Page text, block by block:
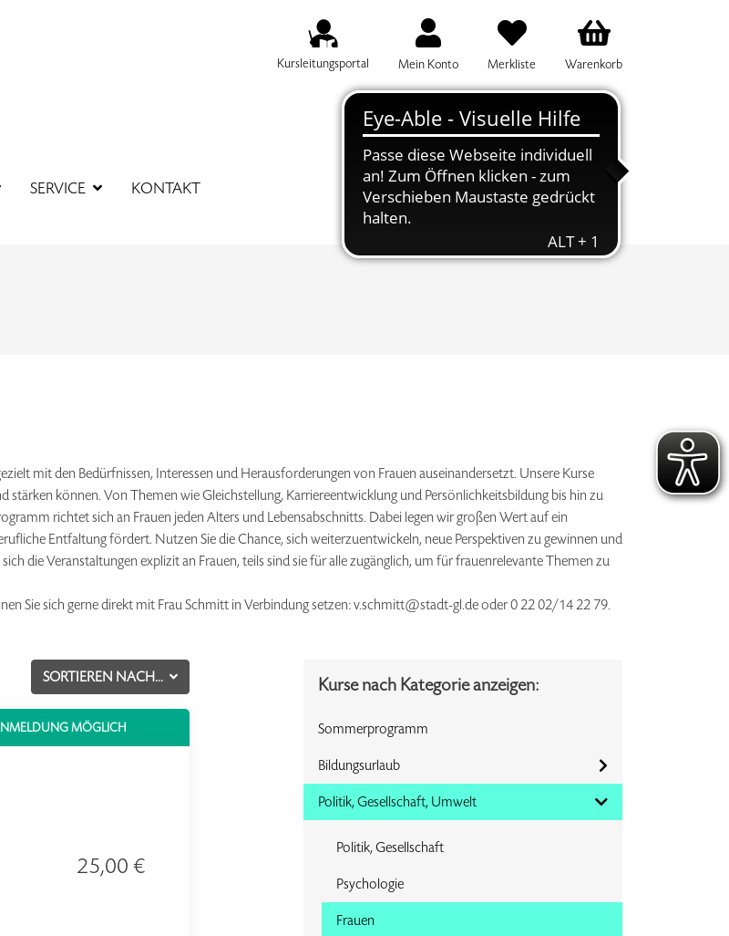
Kursleitungsportal Mein Konto Merkliste Warenkorb
SERVICE KONTAKT
SUCHBEGRIFF FÜR DIE KURSSUCHE EINGEBEN
mit den Bedürfnissen, Interessen und Herausforderungen von Frauen auseinandersetzt. Unsere Kurse
stärken können. Von Themen wie Gleichstellung, Karriereentwicklung und Persönlichkeitsbildung bis hin zu
richtet sich an Frauen jeden Alters und Lebensabschnitts. Dabei legen wir großen Wert auf ein
Entfaltung fördert. Nutzen Sie die Chance, sich weiterzuentwickeln, neue Perspektiven zu gewinnen und
die Veranstaltungen explizit an Frauen, teils sind sie für alle zugänglich, um für frauenrelevante Themen zu
Sie sich gerne direkt mit Frau Schmitt in Verbindung setzen: v.schmitt@stadt-gl.de oder 0 22 02/14 22 79.
SORTIEREN NACH...
MÖGLICH
25,00 €
Kurse nach Kategorie anzeigen:
Sommerprogramm
Bildungsurlaub
Politik, Gesellschaft, Umwelt
Politik, Gesellschaft
Psychologie
Frauen